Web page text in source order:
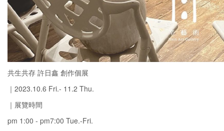
共生共存 許日鑫 創作個展
｜2023.10.6 Fri.- 11.2 Thu.
｜展覽時間
pm 1:00 - pm7:00 Tue.-Fri.